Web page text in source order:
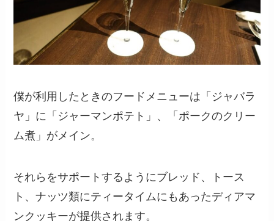
僕が利用したときのフードメニューは「ジャバラ
ヤ」に「ジャーマンポテト」、「ポークのクリー
ム煮」がメイン。
それらをサポートするようにブレッド、トース
ト、ナッツ類にティータイムにもあったディアマ
ンクッキーが提供されます。